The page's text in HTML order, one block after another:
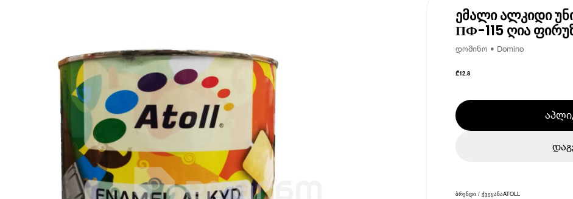
ემალი ალკიდი
ПФ-115 ღია
დომინო • Domino
₾12.8
ბრენდი / ქვეყანაATOLL